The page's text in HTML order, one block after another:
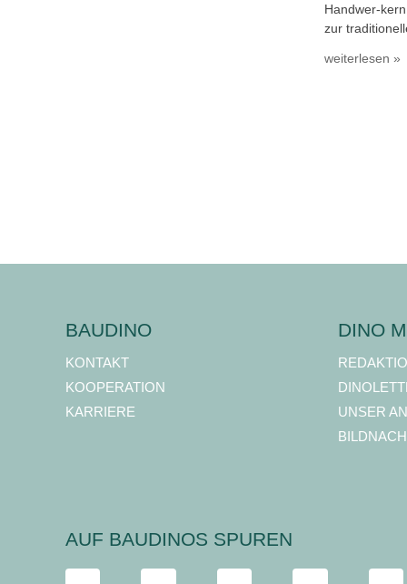
Handwer-
zur
weiterlesen »
BAUDINO
KONTAKT
KOOPERATION
KARRIERE
DINO
UNSER
AUF BAUDINOS SPUREN